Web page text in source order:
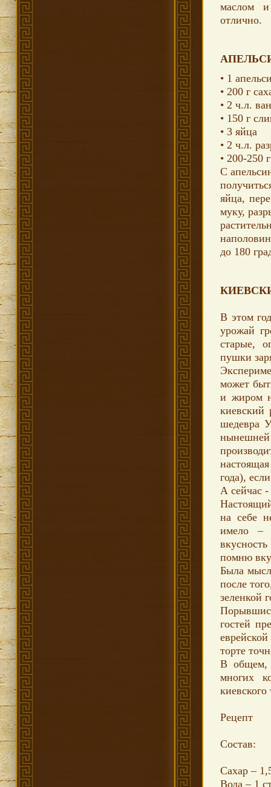
маслом и
отлично.
• 1
• 200 г
• 2 ч.л.
• 150 г
• 3 яйца
• 2 ч.л.
• 200-250
С
яйца,
муку,
до 180
В этом
урожай
старые,
пушки
может
и жиром
киевский
шедевра
нынешней
года),
А сейчас -
на себе
имело –
помню
Была
после
зеленкой
гостей
торте
В общем,
многих
киевского
Рецепт
Состав:
Сахар –
Вода – 1